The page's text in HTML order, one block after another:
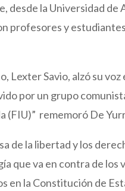
la Universidad de
profesores y
Lexter Savio, alzó su
por un grupo
(FIU)” rememoró De
de la libertad y los
que va en contra de
en la Constitución de